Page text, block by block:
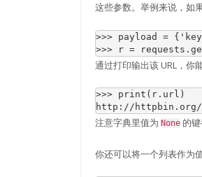
这些参数。举例来说，如
>>> payload = {
>>>
r = requests .
通过打印输出该 URL，你
>>> print ( r . url )
http://httpbin.org/
注意字典里值为 None 的
你还可以将一个列表作为